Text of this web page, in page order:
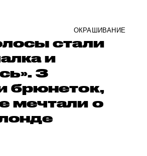
ОКРАШИВАНИЕ
стали
и
3
брюнеток,
мечтали о